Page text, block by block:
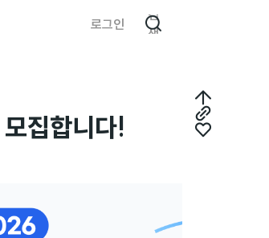
로그인
검
색
집합니다!
최
상
링
좋